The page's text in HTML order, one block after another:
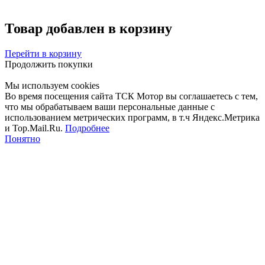
Товар добавлен в корзину
Перейти в корзину
Продолжить покупки
Мы используем cookies
Во время посещения сайта ТСК Мотор вы соглашаетесь с тем,
что мы обрабатываем ваши персональные данные с
использованием метрических программ, в т.ч Яндекс.Метрика
и Top.Mail.Ru. Подробнее
Понятно